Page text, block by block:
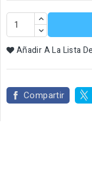
Añadir A La Lista
Compartir